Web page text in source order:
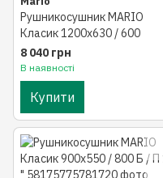
Рушникосушник MARIO
Класик 1200х630 / 600
8 040 грн
В наявності
Купити